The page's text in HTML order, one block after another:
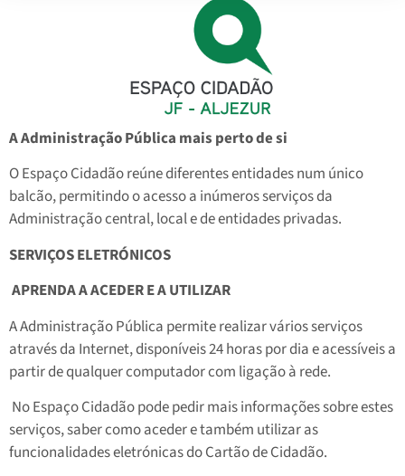
A Administração Pública mais perto de si
O Espaço Cidadão reúne diferentes entidades num único
balcão, permitindo o acesso a inúmeros serviços da
Administração central, local e de entidades privadas.
SERVIÇOS ELETRÓNICOS
APRENDA A ACEDER E A UTILIZAR
A Administração Pública permite realizar vários serviços
através da Internet, disponíveis 24 horas por dia e acessíveis a
partir de qualquer computador com ligação à rede.
No Espaço Cidadão pode pedir mais informações sobre estes
serviços, saber como aceder e também utilizar as
funcionalidades eletrónicas do Cartão de Cidadão.